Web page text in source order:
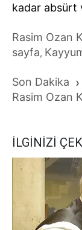
kadar absürt
Rasim Ozan
sayfa,
Son Dakika ›
Rasim Ozan